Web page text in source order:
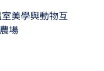
美學與動物互
場